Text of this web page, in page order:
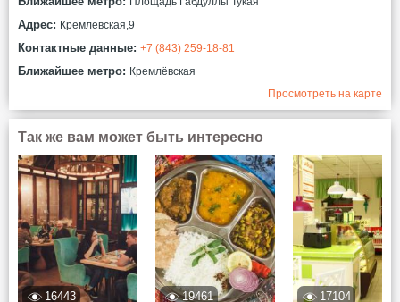
Адрес: Кремлевская,9
Контактные данные: +7 (843) 259-18-81
Ближайшее метро: Кремлёвская
Просмотреть на карте
Так же вам может быть интересно
16443 19461 17104